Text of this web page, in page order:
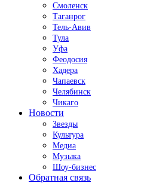
Смоленск
Таганрог
Тель-Авив
Тула
Уфа
Феодосия
Хадера
Чапаевск
Челябинск
Чикаго
Новости
Звезды
Культура
Медиа
Музыка
Шоу-бизнес
Обратная связь